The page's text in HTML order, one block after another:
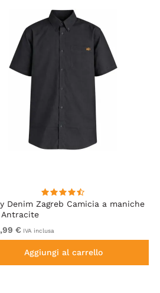
Denim Zagreb Camicia a maniche
€ IVA inclusa
Aggiungi al carrello